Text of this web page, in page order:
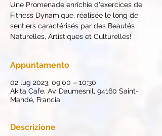
Une Promenade enrichie d'exercices de
Fitness Dynamique, réalisée le long de
sentiers caractérisés par des Beautés
Naturelles, Artistiques et Culturelles!
Appuntamento
02 lug 2023, 09:00 – 10:30
Akita Cafe, Av. Daumesnil, 94160 Saint-
Mandé, Francia
Descrizione